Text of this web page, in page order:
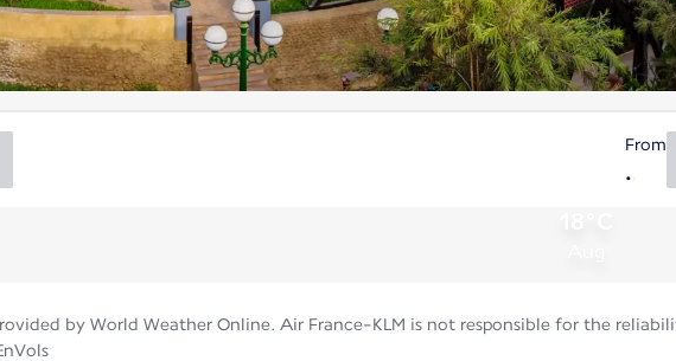
From
by World Weather Online. Air France-KLM is not responsible for the